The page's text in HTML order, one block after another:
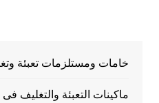
خامات ومستلزمات تعبئة
ماكينات التعبئة والتغليف